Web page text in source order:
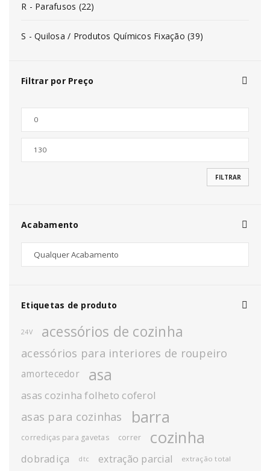
R - Parafusos (22)
S - Quilosa / Produtos Químicos Fixação (39)
Filtrar por Preço
FILTRAR
Acabamento
Etiquetas de produto
24V acessórios de cozinha
acessórios para interiores de roupeiro
amortecedor asa
asas cozinha folheto coferol
asas para cozinhas barra
corrediças para gavetas correr cozinha
dobradiça dtc extração parcial extração total